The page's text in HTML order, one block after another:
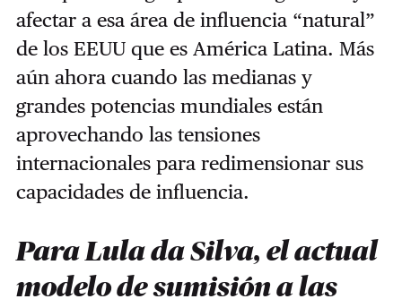
afectar a esa área de influencia “natural”
de los EEUU que es América Latina. Más
aún ahora cuando las medianas y
grandes potencias mundiales están
aprovechando las tensiones
internacionales para redimensionar sus
capacidades de influencia.
Para Lula da Silva, el actual
modelo de sumisión a las